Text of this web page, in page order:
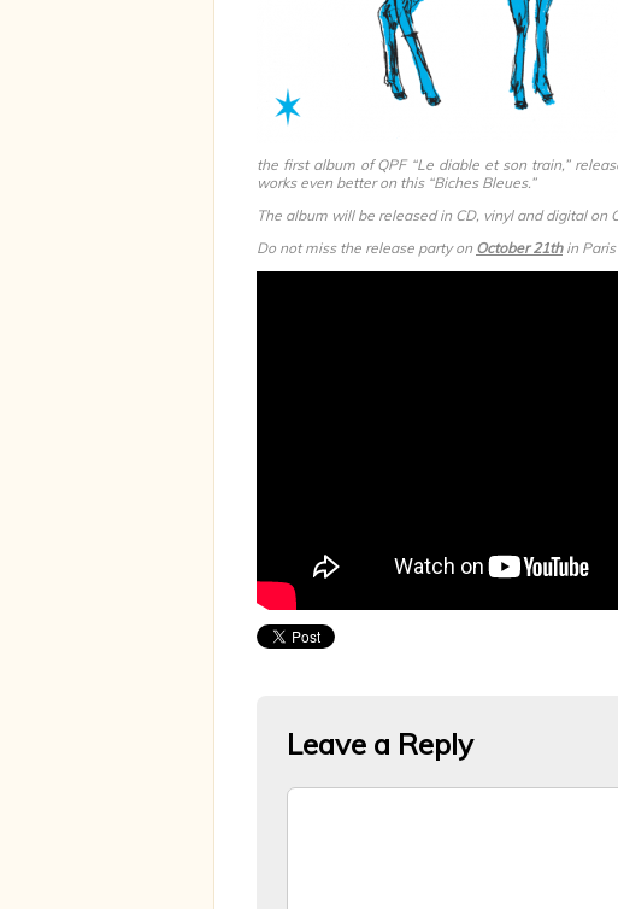
the first album of QPF “Le diable et son train,”
works even better on this “Biches Bleues.”
The album will be released in CD, vinyl and digital on
Do not miss the release party on October 21thin
Leave a Reply